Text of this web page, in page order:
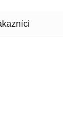
5 z 5 hvězdiček.